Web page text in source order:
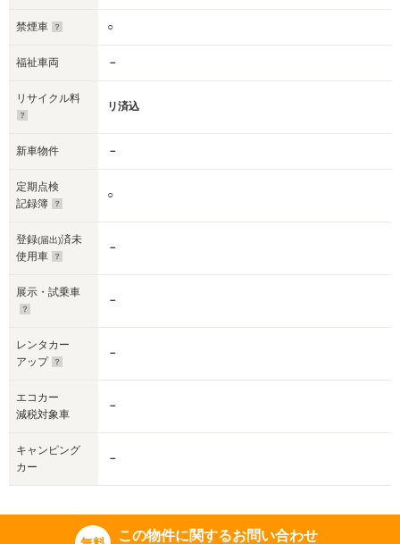
禁煙車 ○
福祉車両 －
リサイクル料
リ済込
新車物件 －
定期点検
記録簿
○
登録(届出)済未
使用車
－
展示・試乗車
－
レンタカー
アップ
－
エコカー
減税対象車
－
キャンピング
カー
－
この物件に関するお問い合わせ